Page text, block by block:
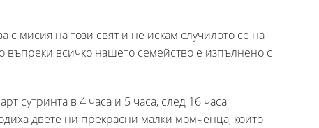
с мисия на този свят и не искам случилото се на
въпреки всичко нашето семейство е изпълнено с
сутринта в 4 часа и 5 часа, след 16 часа
двете ни прекрасни малки момченца, които